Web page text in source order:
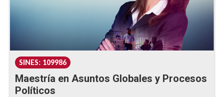
SINES: 109986
Maestría en Asuntos Globales y Procesos
Políticos